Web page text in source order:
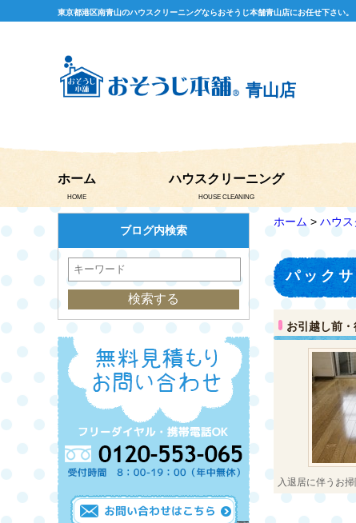
東京都港区南青山のハウスクリーニングならおそうじ本舗青山店にお任せ下さい。
青山店
ホーム
HOME
ハウスクリーニング
HOUSE CLEANING
ホーム > ハウ
パック
お引越し前
入退居に伴うお
ブログ内検索